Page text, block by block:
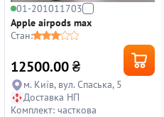
01-201011703
Apple airpods max
Стан:
12500.00₴
м. Київ, вул. Спаська, 5
Доставка НП
Комплект: часткова